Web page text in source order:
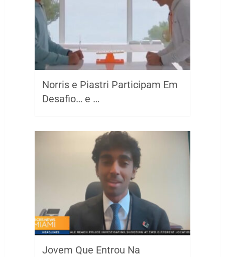
Norris e Piastri Participam Em
Desafio… e …
Jovem Que Entrou Na